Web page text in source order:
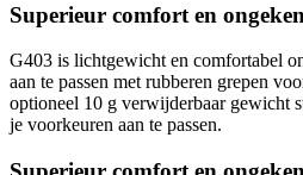
Superieur comfort en
G403 is lichtgewicht en comfortabel
aan te passen met rubberen grepen
optioneel 10 g verwijderbaar gewicht
je voorkeuren aan te passen.